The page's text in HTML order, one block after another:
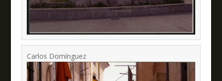
Carlos Domínguez